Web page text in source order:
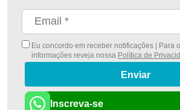
Eu concordo em receber notificações | Para
informações reveja nossa Política de
Enviar
Inscreva-se